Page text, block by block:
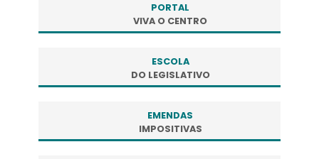
PORTAL
VIVA O CENTRO
ESCOLA
DO LEGISLATIVO
EMENDAS
IMPOSITIVAS